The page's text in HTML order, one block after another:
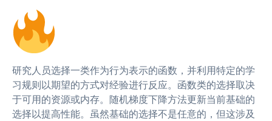
研究人员选择一类作为行为表示的函数，并利用特定的学
习规则以期望的方式对经验进行反应。函数类的选择取决
于可用的资源或内存。随机梯度下降方法更新当前基础的
选择以提高性能。虽然基础的选择不是任意的，但这涉及